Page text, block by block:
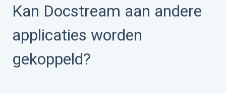
Kan Docstream aan andere
applicaties worden
gekoppeld?